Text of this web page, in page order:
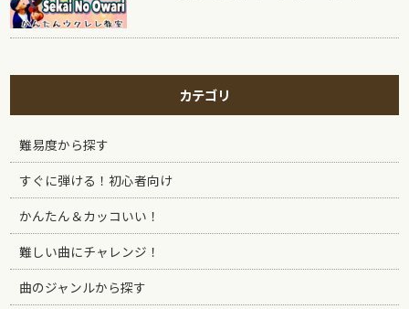
カテゴリ
難易度から探す
すぐに弾ける！初心者向け
かんたん＆カッコいい！
難しい曲にチャレンジ！
曲のジャンルから探す